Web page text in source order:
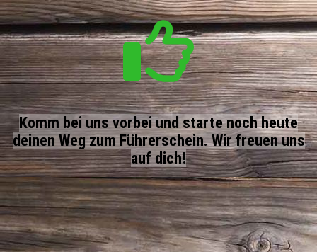
Komm bei uns vorbei und starte noch heute
deinen Weg zum Führerschein. Wir freuen uns
auf dich!